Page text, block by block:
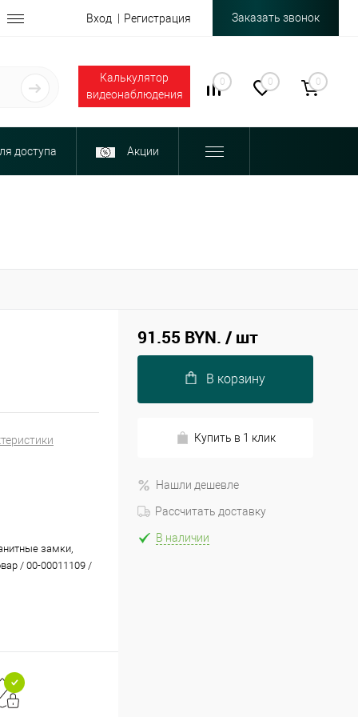
Вход Регистрация Заказать звонок
Калькулятор
видеонаблюдения
0 0 0
доступа Акции
замки,
/ 00-00011109 /
91.55 BYN. / шт
В корзину
Купить в 1 клик
Нашли дешевле
Рассчитать доставку
В наличии